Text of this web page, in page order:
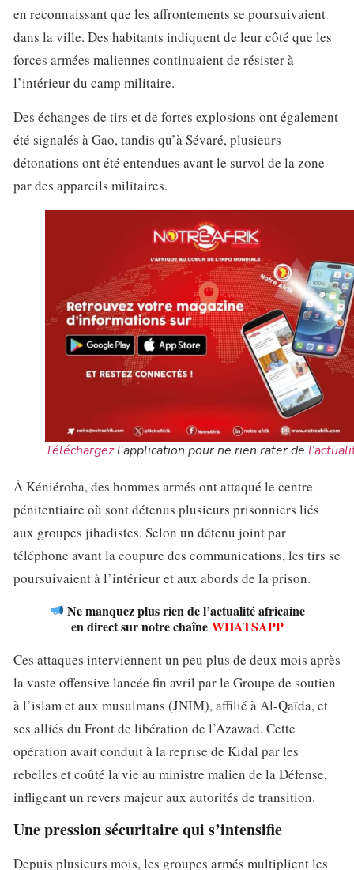
en reconnaissant que les affrontements se poursuivaient
dans la ville. Des habitants indiquent de leur côté que les
forces armées maliennes continuaient de résister à
l’intérieur du camp militaire.
Des échanges de tirs et de fortes explosions ont également
été signalés à Gao, tandis qu’à Sévaré, plusieurs
détonations ont été entendues avant le survol de la zone
par des appareils militaires.
Téléchargezl’application pour ne rien rater de
À Kéniéroba, des hommes armés ont attaqué le centre
pénitentiaire où sont détenus plusieurs prisonniers liés
aux groupes jihadistes. Selon un détenu joint par
téléphone avant la coupure des communications, les tirs se
poursuivaient à l’intérieur et aux abords de la prison.
Ne manquez plus rien de l’actualité africaine
en direct sur notre chaîne WHATSAPP
Ces attaques interviennent un peu plus de deux mois après
la vaste offensive lancée fin avril par le Groupe de soutien
à l’islam et aux musulmans (JNIM), affilié à Al-Qaïda, et
ses alliés du Front de libération de l’Azawad. Cette
opération avait conduit à la reprise de Kidal par les
rebelles et coûté la vie au ministre malien de la Défense,
infligeant un revers majeur aux autorités de transition.
Une pression sécuritaire qui s’intensifie
Depuis plusieurs mois, les groupes armés multiplient les